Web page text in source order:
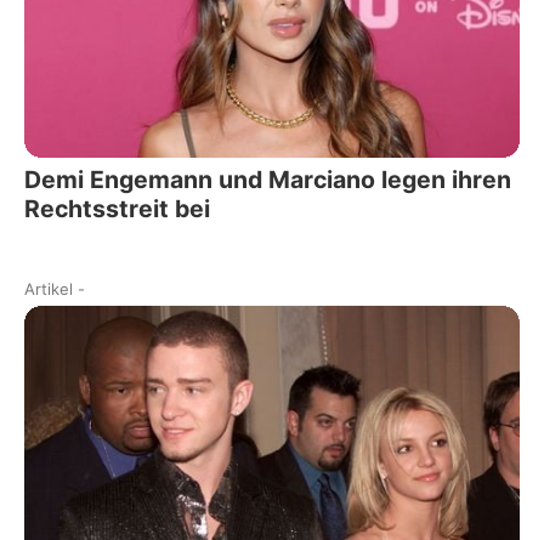
Demi Engemann und Marciano legen ihren
Rechtsstreit bei
Artikel -